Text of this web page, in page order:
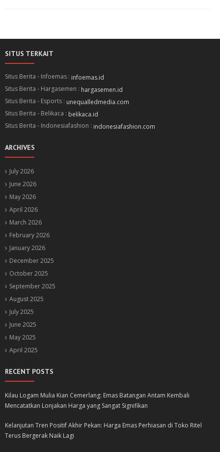
SITUS TERKAIT
Situs Berita - Infoemas : infoemas.id
Situs Berita - Hargasemen : hargasemen.id
Situs Berita - Esports : unequalledmedia.com
Situs Berita - Belikaca : belikaca.id
Situs Berita - Indonesiafashion : indonesiafashion.com
ARCHIVES
July 2026
June 2026
May 2026
April 2026
March 2026
February 2026
January 2026
December 2025
October 2025
September 2025
August 2025
July 2025
June 2025
May 2025
April 2025
RECENT POSTS
Kilau Logam Mulia Kian Cemerlang: Emas Batangan Antam Kembali
Mencatatkan Lonjakan Harga yang Sangat Signifikan
Kelanjutan Tren Positif Akhir Pekan: Harga Emas Perhiasan di Toko Ritel
Terus Bergerak Naik Lagi